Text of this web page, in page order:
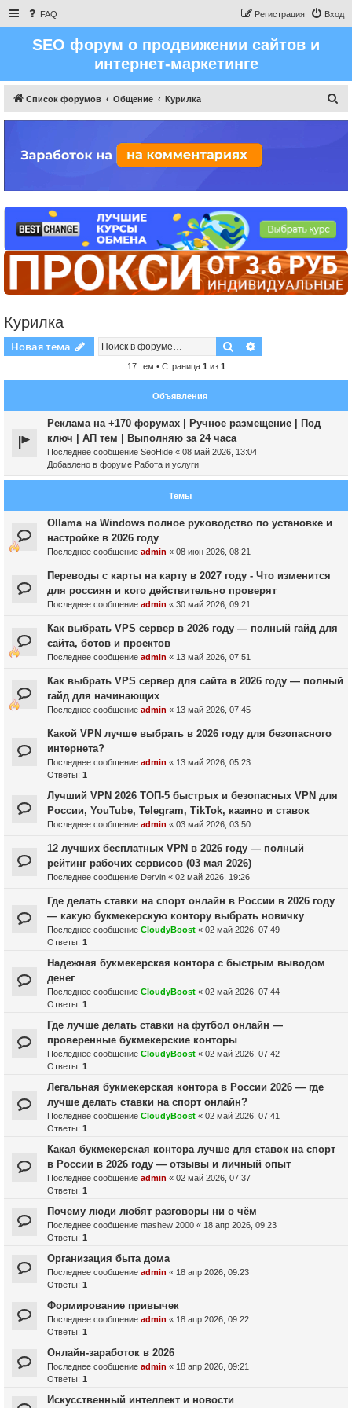
FAQ Вход
Регистрация
SEO форум о продвижении сайтов и
интернет-маркетинге
Список форумов Общение Курилка
Курилка
Новая тема Поиск
17 тем • Страница 1 из 1
Объявления
Реклама на +170 форумах | Ручное размещение | Под
ключ | АП тем | Выполняю за 24 часа
Последнее сообщение SeoHide « 08 май 2026, 13:04
Добавлено в форуме Работа и услуги
Темы
Ollama на Windows полное руководство по установке и
настройке в 2026 году
Последнее сообщение admin « 08 июн 2026, 08:21
Переводы с карты на карту в 2027 году - Что изменится
для россиян и кого действительно проверят
Последнее сообщение admin « 30 май 2026, 09:21
Как выбрать VPS сервер в 2026 году — полный гайд для
сайта, ботов и проектов
Последнее сообщение admin « 13 май 2026, 07:51
Как выбрать VPS сервер для сайта в 2026 году — полный
гайд для начинающих
Последнее сообщение admin « 13 май 2026, 07:45
Какой VPN лучше выбрать в 2026 году для безопасного
интернета?
Последнее сообщение admin « 13 май 2026, 05:23
Ответы: 1
Лучший VPN 2026 ТОП-5 быстрых и безопасных VPN для
России, YouTube, Telegram, TikTok, казино и ставок
Последнее сообщение admin « 03 май 2026, 03:50
12 лучших бесплатных VPN в 2026 году — полный
рейтинг рабочих сервисов (03 мая 2026)
Последнее сообщение Dervin « 02 май 2026, 19:26
Где делать ставки на спорт онлайн в России в 2026 году
— какую букмекерскую контору выбрать новичку
Последнее сообщение CloudyBoost « 02 май 2026, 07:49
Ответы: 1
Надежная букмекерская контора с быстрым выводом
денег
Последнее сообщение CloudyBoost « 02 май 2026, 07:44
Ответы: 1
Где лучше делать ставки на футбол онлайн —
проверенные букмекерские конторы
Последнее сообщение CloudyBoost « 02 май 2026, 07:42
Ответы: 1
Легальная букмекерская контора в России 2026 — где
лучше делать ставки на спорт онлайн?
Последнее сообщение CloudyBoost « 02 май 2026, 07:41
Ответы: 1
Какая букмекерская контора лучше для ставок на спорт
в России в 2026 году — отзывы и личный опыт
Последнее сообщение admin « 02 май 2026, 07:37
Ответы: 1
Почему люди любят разговоры ни о чём
Последнее сообщение mashew 2000 « 18 апр 2026, 09:23
Ответы: 1
Организация быта дома
Последнее сообщение admin « 18 апр 2026, 09:23
Ответы: 1
Формирование привычек
Последнее сообщение admin « 18 апр 2026, 09:22
Ответы: 1
Онлайн-заработок в 2026
Последнее сообщение admin « 18 апр 2026, 09:21
Ответы: 1
Искусственный интеллект и новости